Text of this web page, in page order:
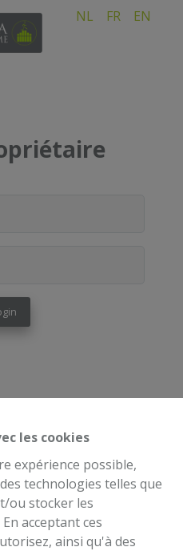
les cookies
expérience possible,
technologies telles que
ou stocker les
acceptant ces
ainsi qu'à des
NL FR EN